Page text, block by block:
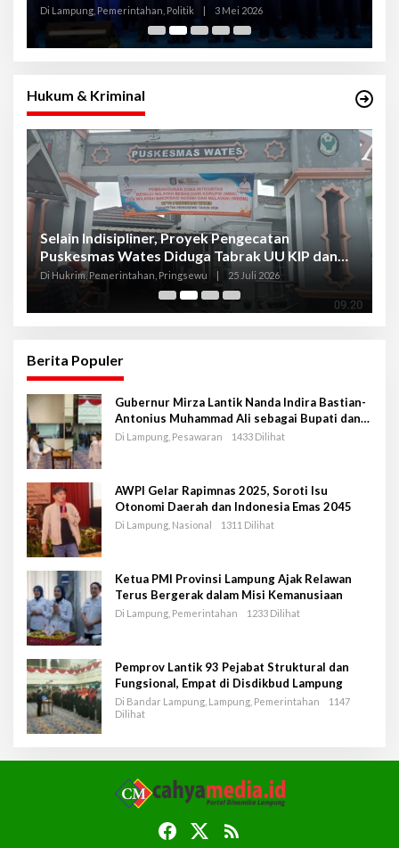
Di Lampung, Pemerintahan, Politik | 3 Mei 2026
Hukum & Kriminal
Selain Indisipliner, Proyek Pengecatan
Puskesmas Wates Diduga Tabrak UU KIP dan
Libatkan Oknum Kadis
Di Hukrim, Pemerintahan, Pringsewu 25 Juli 2026
Berita Populer
Gubernur Mirza Lantik Nanda Indira Bastian-
Antonius Muhammad Ali sebagai Bupati dan
Wakil Bupati Pesawaran Periode 2025-2030
Di Lampung, Pesawaran 1433 Dilihat
AWPI Gelar Rapimnas 2025, Soroti Isu
Otonomi Daerah dan Indonesia Emas 2045
Di Lampung, Nasional 1311 Dilihat
Ketua PMI Provinsi Lampung Ajak Relawan
Terus Bergerak dalam Misi Kemanusiaan
Di Lampung, Pemerintahan 1233 Dilihat
Pemprov Lantik 93 Pejabat Struktural dan
Fungsional, Empat di Disdikbud Lampung
Di Bandar Lampung, Lampung, Pemerintahan
1147
Dilihat